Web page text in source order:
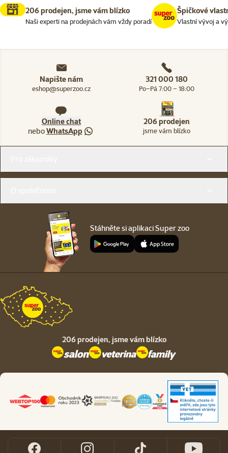
206 prodejen, jsme vám blízko
Naši experti na prodejnách vám vždy poradí
Špičkové
Vlastní vývoj a
Napište nám
eshop@superzoo.cz
321 000 180
Po–Pá 7:00 – 18:00
Online chat
neboWhatsApp
206 prodejen
jsme vám blízko
Stáhněte si aplikaci Super zoo
206 prodejen, jsme vám blízko